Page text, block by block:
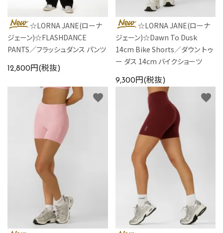
☆LORNA JANE(ローナ
ジェーン)☆FLASHDANCE
PANTS／フラッシュダンス パンツ
12,800円(税抜)
☆LORNA JANE(ローナ
ジェーン)☆Dawn To Dusk
14cm Bike Shorts／ダウン トゥ
ー ダス 14cm バイクショーツ
9,300円(税抜)
favorite favorite